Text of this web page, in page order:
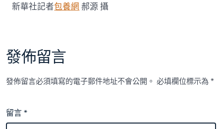
新華社記者包養網 郝源 攝
發佈留言
發佈留言必須填寫的電子郵件地址不會公開。 必填欄位標示為*
留言*